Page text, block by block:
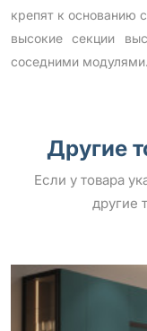
крепят к основанию
высокие секции
соседними модулями.
Другие
Если у товара
другие